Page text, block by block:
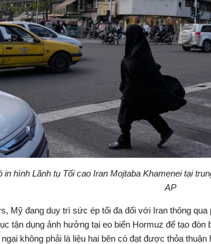
in hình Lãnh tụ Tối cao Iran Mojtaba Khamenei tại
AP
Mỹ đang duy trì sức ép tối đa đối với Iran thông
tận dụng ảnh hưởng tại eo biển Hormuz để tạo
không phải là liệu hai bên có đạt được thỏa